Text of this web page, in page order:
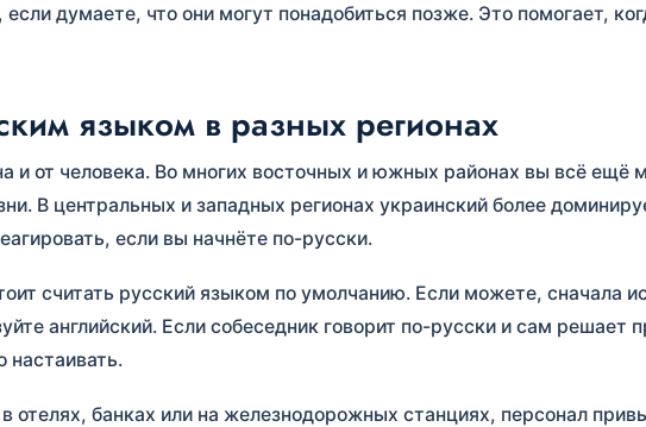
думаете, что они могут понадобиться позже. Это помогает,
языком в разных регионах
и от человека. Во многих восточных и южных районах вы всё ещё
В центральных и западных регионах украинский более
если вы начнёте по-русски.
считать русский языком по умолчанию. Если можете, сначала
английский. Если собеседник говорит по-русски и сам решает
настаивать.
отелях, банках или на железнодорожных станциях, персонал